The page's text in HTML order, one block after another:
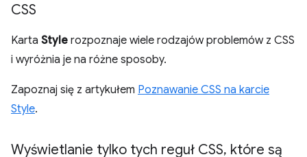
CSS
Karta Style rozpoznaje wiele rodzajów problemów z CSS
i wyróżnia je na różne sposoby.
Zapoznaj się z artykułem Poznawanie CSS na karcie
Style.
Wyświetlanie tylko tych reguł CSS, które są